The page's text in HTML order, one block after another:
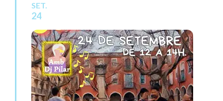
SET.
24